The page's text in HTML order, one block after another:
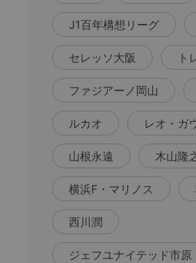
J1百年構想リーグ
セレッソ大阪 ト
ファジアーノ岡山
ルカオ レオ・ガ
山根永遠 木山隆
横浜F・マリノス
西川潤
ジェフユナイテッド市原